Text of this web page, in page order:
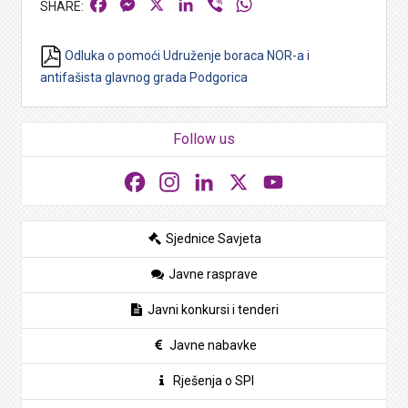
FacebookMessengerLinkedIn
Viber
Odluka o pomoći Udruženje boraca NOR-a i
antifašista glavnog grada Podgorica
Follow us
FacebookInstagramLinkedIn
Sjednice Savjeta
Javne rasprave
Javni konkursi i tenderi
Javne nabavke
Rješenja o SPI